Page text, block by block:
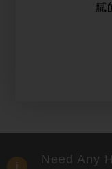
膩
Need Any